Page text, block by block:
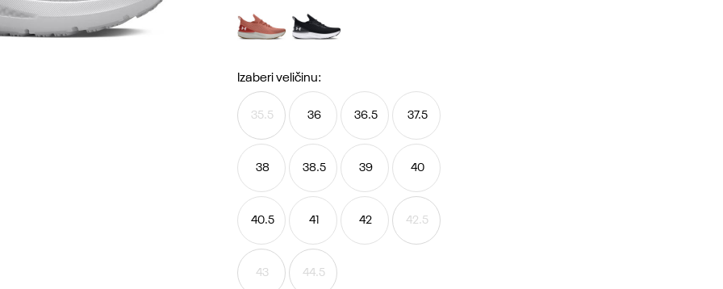
Izaberi veličinu:
35.5 36 36.5 37.5
38 38.5 39 40
40.5 41 42 42.5
43 44.5